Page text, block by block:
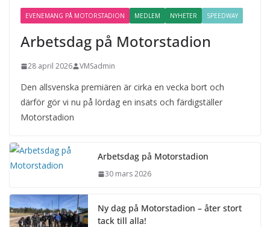
EVENEMANG PÅ MOTORSTADION MEDLEM NYHETER SPEEDWAY
Arbetsdag på Motorstadion
28 april 2026 VMSadmin
Den allsvenska premiären är cirka en vecka bort och
därför gör vi nu på lördag en insats och färdigställer
Motorstadion
Arbetsdag på Motorstadion
30 mars 2026
Ny dag på Motorstadion – åter stort
tack till alla!